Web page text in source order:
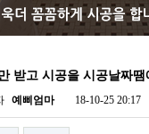
받고 시공을 시공날짜
예삐엄마 18-10-25 20:17